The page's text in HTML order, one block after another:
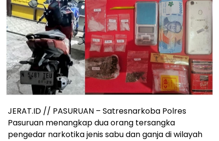
JERAT.ID // PASURUAN – Satresnarkoba Polres
Pasuruan menangkap dua orang tersangka
pengedar narkotika jenis sabu dan ganja di wilayah